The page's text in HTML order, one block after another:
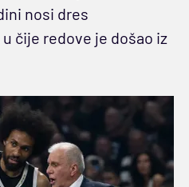
nosi dres
čije redove je došao iz